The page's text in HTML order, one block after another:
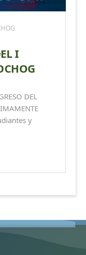
I
DEL
y